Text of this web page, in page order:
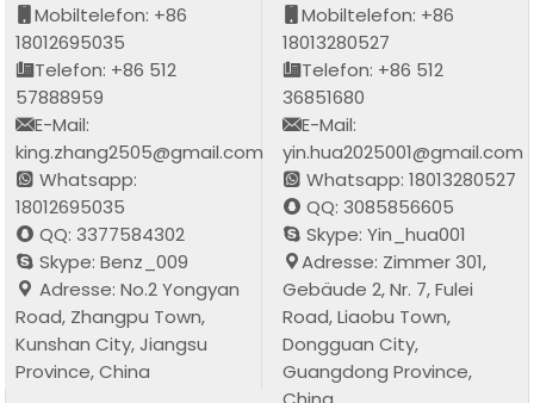
Mobiltelefon: +86
18012695035
Telefon: +86 512
57888959
E-Mail:
king.zhang2505@gmail.com
Whatsapp:
18012695035
QQ: 3377584302
Skype: Benz_009
Adresse: No.2 Yongyan
Road, Zhangpu Town,
Kunshan City, Jiangsu
Province, China
Mobiltelefon: +86
18013280527
Telefon: +86 512
36851680
E-Mail:
yin.hua2025001@gmail.com
Whatsapp: 18013280527
QQ: 3085856605
Skype: Yin_hua001
Adresse: Zimmer 301,
Gebäude 2, Nr. 7, Fulei
Road, Liaobu Town,
Dongguan City,
Guangdong Province,